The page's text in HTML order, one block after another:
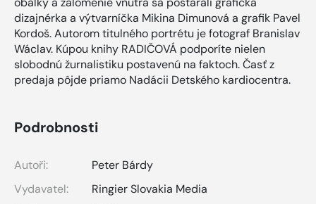
dizajnérka a výtvarníčka Mikina Dimunová a grafik Pavel
Kordoš. Autorom titulného portrétu je fotograf Branislav
Wáclav. Kúpou knihy RADIČOVÁ podporíte nielen
slobodnú žurnalistiku postavenú na faktoch. Časť z
predaja pôjde priamo Nadácii Detského kardiocentra.
Podrobnosti
Autoři:
Peter Bárdy
Vydavatel:
Ringier Slovakia Media